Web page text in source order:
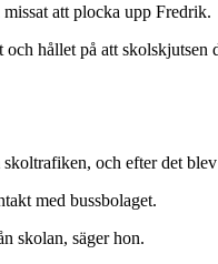
att plocka upp Fredrik.
hållet på att skolskjutsen
och efter det
med bussbolaget.
skolan, säger hon.